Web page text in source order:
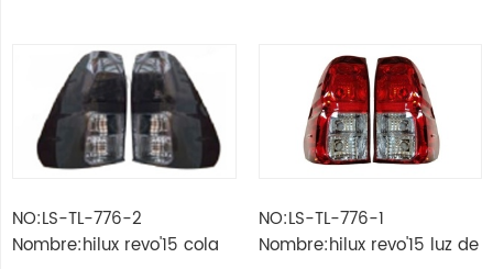
NO:LS-TL-776-2
Nombre:hilux revo'15 cola
NO:LS-TL-776-1
Nombre:hilux revo'15 luz de